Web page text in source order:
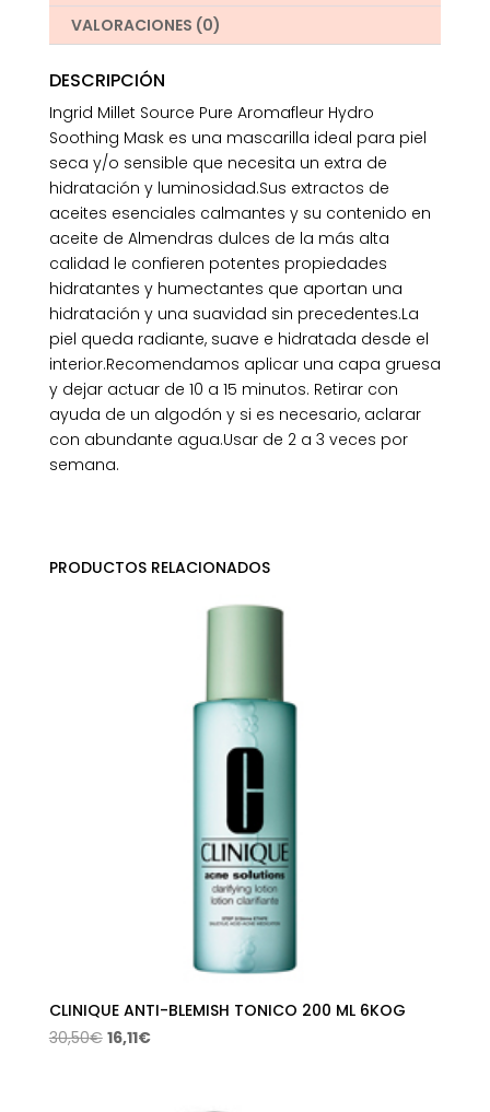
VALORACIONES (0)
DESCRIPCIÓN
Ingrid Millet Source Pure Aromafleur Hydro
Soothing Mask es una mascarilla ideal para piel
seca y/o sensible que necesita un extra de
hidratación y luminosidad.Sus extractos de
aceites esenciales calmantes y su contenido en
aceite de Almendras dulces de la más alta
calidad le confieren potentes propiedades
hidratantes y humectantes que aportan una
hidratación y una suavidad sin precedentes.La
piel queda radiante, suave e hidratada desde el
interior.Recomendamos aplicar una capa gruesa
y dejar actuar de 10 a 15 minutos. Retirar con
ayuda de un algodón y si es necesario, aclarar
con abundante agua.Usar de 2 a 3 veces por
semana.
PRODUCTOS RELACIONADOS
CLINIQUE ANTI-BLEMISH TONICO 200 ML 6KOG
30,50€ El
16,11€El